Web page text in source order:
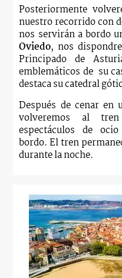
Posteriormente
nuestro recorrido con
nos servirán a bordo
Oviedo, nos
Principado de
emblemáticos de su
destaca su catedral
Después de cenar en
volveremos al
espectáculos de
bordo. El tren
durante la noche.